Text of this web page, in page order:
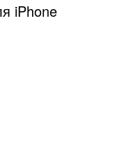
iPhone